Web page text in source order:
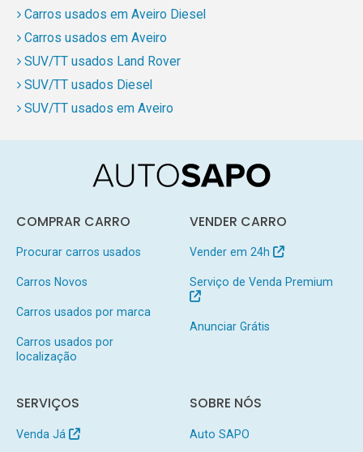
Carros usados em Aveiro Diesel
Carros usados em Aveiro
SUV/TT usados Land Rover
SUV/TT usados Diesel
SUV/TT usados em Aveiro
COMPRAR CARRO
Procurar carros usados
Carros Novos
Carros usados por marca
Carros usados por
localização
VENDER CARRO
Vender em 24h
Serviço de Venda Premium
Anunciar Grátis
SERVIÇOS
Venda Já
SOBRE NÓS
Auto SAPO